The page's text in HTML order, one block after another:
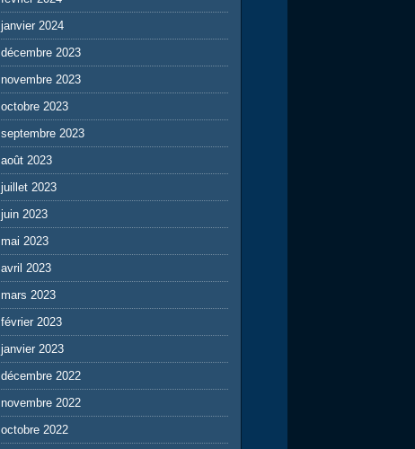
janvier 2024
décembre 2023
novembre 2023
octobre 2023
septembre 2023
août 2023
juillet 2023
juin 2023
mai 2023
avril 2023
mars 2023
février 2023
janvier 2023
décembre 2022
novembre 2022
octobre 2022